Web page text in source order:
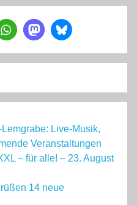
Live-Musik,
Veranstaltungen
– für alle! – 23. August
14 neue